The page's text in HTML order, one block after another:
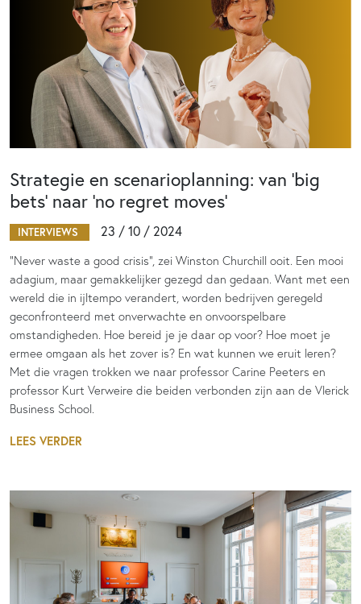
Strategie en scenarioplanning: van ‘big
bets’ naar ‘no regret moves’
INTERVIEWS 23 / 10 / 2024
“Never waste a good crisis”, zei Winston Churchill ooit. Een mooi
adagium, maar gemakkelijker gezegd dan gedaan. Want met een
wereld die in ijltempo verandert, worden bedrijven geregeld
geconfronteerd met onverwachte en onvoorspelbare
omstandigheden. Hoe bereid je je daar op voor? Hoe moet je
ermee omgaan als het zover is? En wat kunnen we eruit leren?
Met die vragen trokken we naar professor Carine Peeters en
professor Kurt Verweire die beiden verbonden zijn aan de Vlerick
Business School.
LEES VERDER